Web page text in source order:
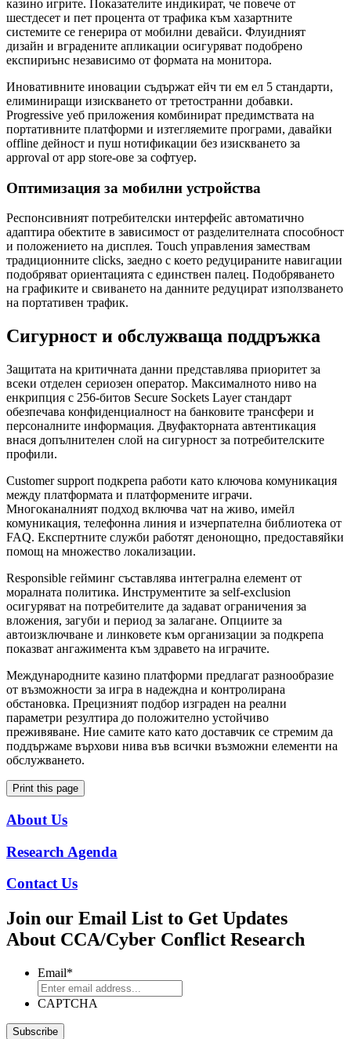
казино игрите. Показателите индикират, че повече от
шестдесет и пет процента от трафика към хазартните
системите се генерира от мобилни девайси. Флуидният
дизайн и вградените апликации осигуряват подобрено
експириънс независимо от формата на монитора.
Иновативните иновации съдържат ейч ти ем ел 5 стандарти,
елиминиращи изискването от третостранни добавки.
Progressive уеб приложения комбинират предимствата на
портативните платформи и изтегляемите програми, давайки
offline дейност и пуш нотификации без изискването за
approval от app store-ове за софтуер.
Оптимизация за мобилни устройства
Респонсивният потребителски интерфейс автоматично
адаптира обектите в зависимост от разделителната способност
и положението на дисплея. Touch управления замествам
традиционните clicks, заедно с което редуцираните навигации
подобряват ориентацията с единствен палец. Подобряването
на графиките и свиването на данните редуцират използването
на портативен трафик.
Сигурност и обслужваща поддръжка
Защитата на критичната данни представлява приоритет за
всеки отделен сериозен оператор. Максималното ниво на
енкрипция с 256-битов Secure Sockets Layer стандарт
обезпечава конфиденциалност на банковите трансфери и
персоналните информация. Двуфакторната автентикация
внася допълнителен слой на сигурност за потребителските
профили.
Customer support подкрепа работи като ключова комуникация
между платформата и платформените играчи.
Многоканалният подход включва чат на живо, имейл
комуникация, телефонна линия и изчерпателна библиотека от
FAQ. Експертните служби работят денонощно, предоставяйки
помощ на множество локализации.
Responsible гейминг съставлява интегрална елемент от
моралната политика. Инструментите за self-exclusion
осигуряват на потребителите да задават ограничения за
вложения, загуби и период за залагане. Опциите за
автоизключване и линковете към организации за подкрепа
показват ангажимента към здравето на играчите.
Международните казино платформи предлагат разнообразие
от възможности за игра в надеждна и контролирана
обстановка. Прецизният подбор изграден на реални
параметри резултира до положително устойчиво
преживяване. Ние самите като като доставчик се стремим да
поддържаме върхови нива във всички възможни елементи на
обслужването.
Print this page
About Us
Research Agenda
Contact Us
Join our Email List to Get Updates
About CCA/Cyber Conflict Research
Email*
CAPTCHA